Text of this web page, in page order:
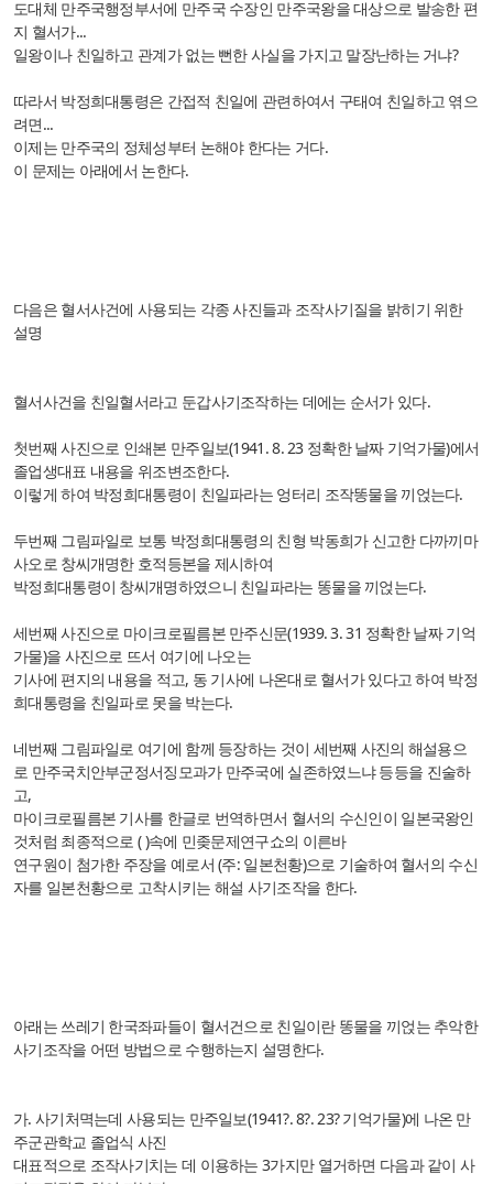
도대체 만주국행정부서에 만주국 수장인 만주국왕을 대상으로 발송한 편
지 혈서가...
일왕이나 친일하고 관계가 없는 뻔한 사실을 가지고 말장난하는 거냐?
따라서 박정희대통령은 간접적 친일에 관련하여서 구태여 친일하고 엮으
려면...
이제는 만주국의 정체성부터 논해야 한다는 거다.
이 문제는 아래에서 논한다.
다음은 혈서사건에 사용되는 각종 사진들과 조작사기질을 밝히기 위한
설명
혈서사건을 친일혈서라고 둔갑사기조작하는 데에는 순서가 있다.
첫번째 사진으로 인쇄본 만주일보(1941. 8. 23 정확한 날짜 기억가물)에서
졸업생대표 내용을 위조변조한다.
이렇게 하여 박정희대통령이 친일파라는 엉터리 조작똥물을 끼얹는다.
두번째 그림파일로 보통 박정희대통령의 친형 박동희가 신고한 다까끼마
사오로 창씨개명한 호적등본을 제시하여
박정희대통령이 창씨개명하였으니 친일파라는 똥물을 끼얹는다.
세번째 사진으로 마이크로필름본 만주신문(1939. 3. 31 정확한 날짜 기억
가물)을 사진으로 뜨서 여기에 나오는
기사에 편지의 내용을 적고, 동 기사에 나온대로 혈서가 있다고 하여 박정
희대통령을 친일파로 못을 박는다.
네번째 그림파일로 여기에 함께 등장하는 것이 세번째 사진의 해설용으
로 만주국치안부군정서징모과가 만주국에 실존하였느냐 등등을 진술하
고,
마이크로필름본 기사를 한글로 번역하면서 혈서의 수신인이 일본국왕인
것처럼 최종적으로 ( )속에 민좆문제연구쇼의 이른바
연구원이 첨가한 주장을 예로서 (주: 일본천황)으로 기술하여 혈서의 수신
자를 일본천황으로 고착시키는 해설 사기조작을 한다.
아래는 쓰레기 한국좌파들이 혈서건으로 친일이란 똥물을 끼얹는 추악한
사기조작을 어떤 방법으로 수행하는지 설명한다.
가. 사기처멱는데 사용되는 만주일보(1941?. 8?. 23? 기억가물)에 나온 만
주군관학교 졸업식 사진
대표적으로 조작사기치는 데 이용하는 3가지만 열거하면 다음과 같이 사